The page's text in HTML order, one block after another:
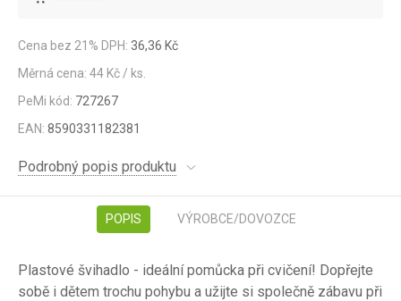
Cena bez 21% DPH: 36,36 Kč
Měrná cena: 44 Kč / ks.
PeMi kód: 727267
EAN: 8590331182381
Podrobný popis produktu
POPIS VÝROBCE/DOVOZCE
Plastové švihadlo - ideální pomůcka při cvičení! Dopřejte
sobě i dětem trochu pohybu a užijte si společně zábavu při